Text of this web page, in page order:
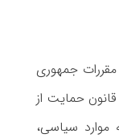
جمهوری
حمایت از
سیاسی،